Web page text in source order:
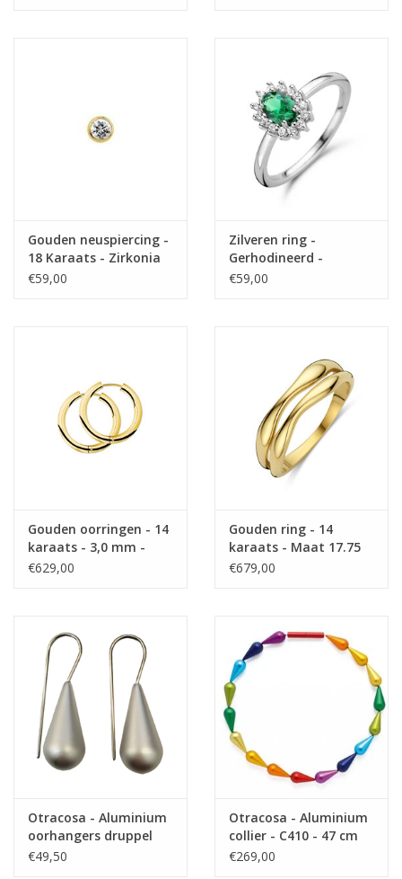
Gouden neuspiercing -
18 Karaats - Zirkonia
€59,00
Zilveren ring -
Gerhodineerd -
Synthetisch Smaragd -
€59,00
Gouden oorringen - 14
karaats - 3,0 mm -
Ronde buis
€629,00
Gouden ring - 14
karaats - Maat 17.75
€679,00
Otracosa - Aluminium
oorhangers druppel
met zilveren steker -
€49,50
Otracosa - Aluminium
collier - C410 - 47 cm
€269,00